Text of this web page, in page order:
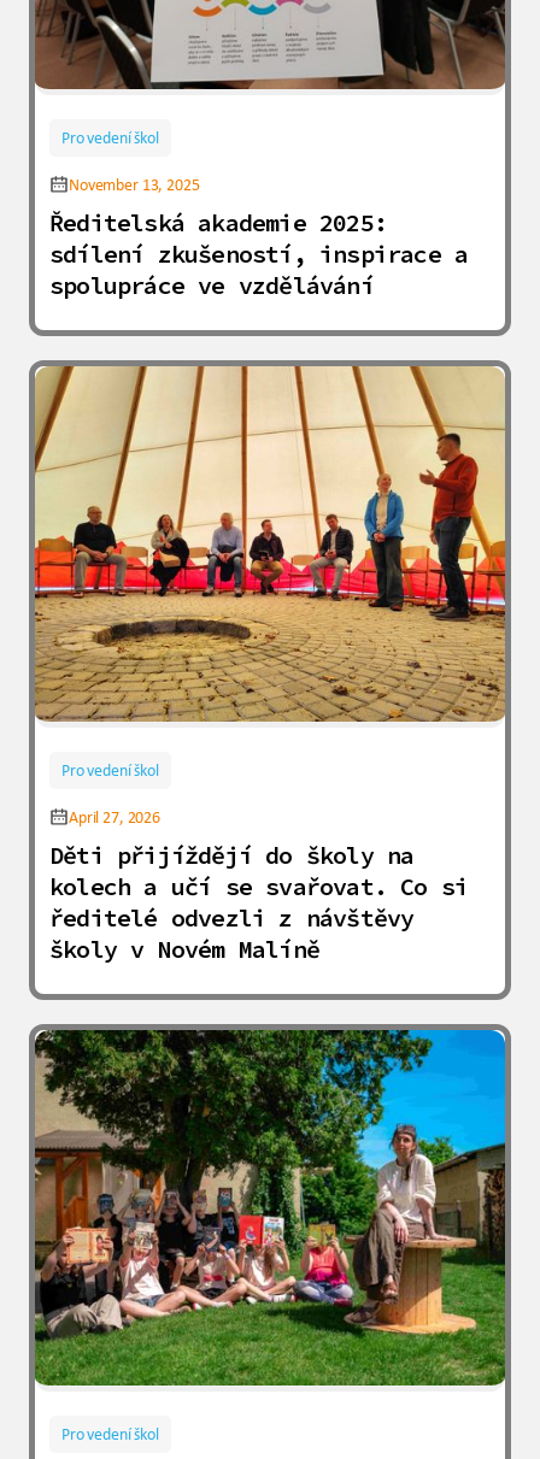
Pro vedení škol
November 13, 2025
Ředitelská akademie 2025:
sdílení zkušeností, inspirace a
spolupráce ve vzdělávání
Pro vedení škol
April 27, 2026
Děti přijíždějí do školy na
kolech a učí se svařovat. Co si
ředitelé odvezli z návštěvy
školy v Novém Malíně
Pro vedení škol